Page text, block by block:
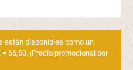
están disponibles como un
66,50. ¡Precio promocional por